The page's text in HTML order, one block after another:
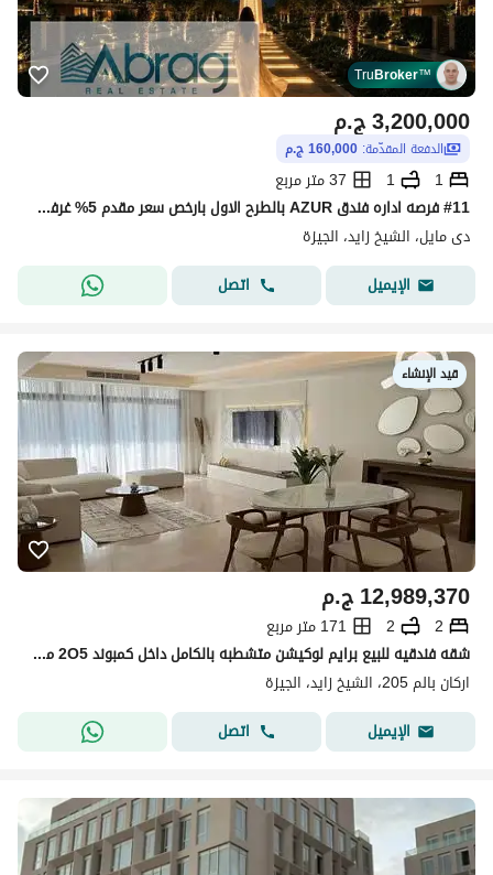
TruBroker™
ج.م3,200,000
الدفعة المقدّمة: 160,000 ج.م
1
1
37 متر مربع
#11 فرصه اداره فندق AZUR بالطرح الاول بارخص سعر مقدم 5% غرفه فندقيه للبيع تقسيط 10 سنوات زايد D MAIL
دى مايل، الشيخ زايد، الجيزة
الإيميل
اتصل
قيد الإنشاء
ج.م12,989,370
2
2
171 متر مربع
شقه فندقيه للبيع برايم لوكيشن متشطبه بالكامل داخل كمبوند 2O5 من اركان بالم الشيخ زايد
اركان بالم 205، الشيخ زايد، الجيزة
الإيميل
اتصل